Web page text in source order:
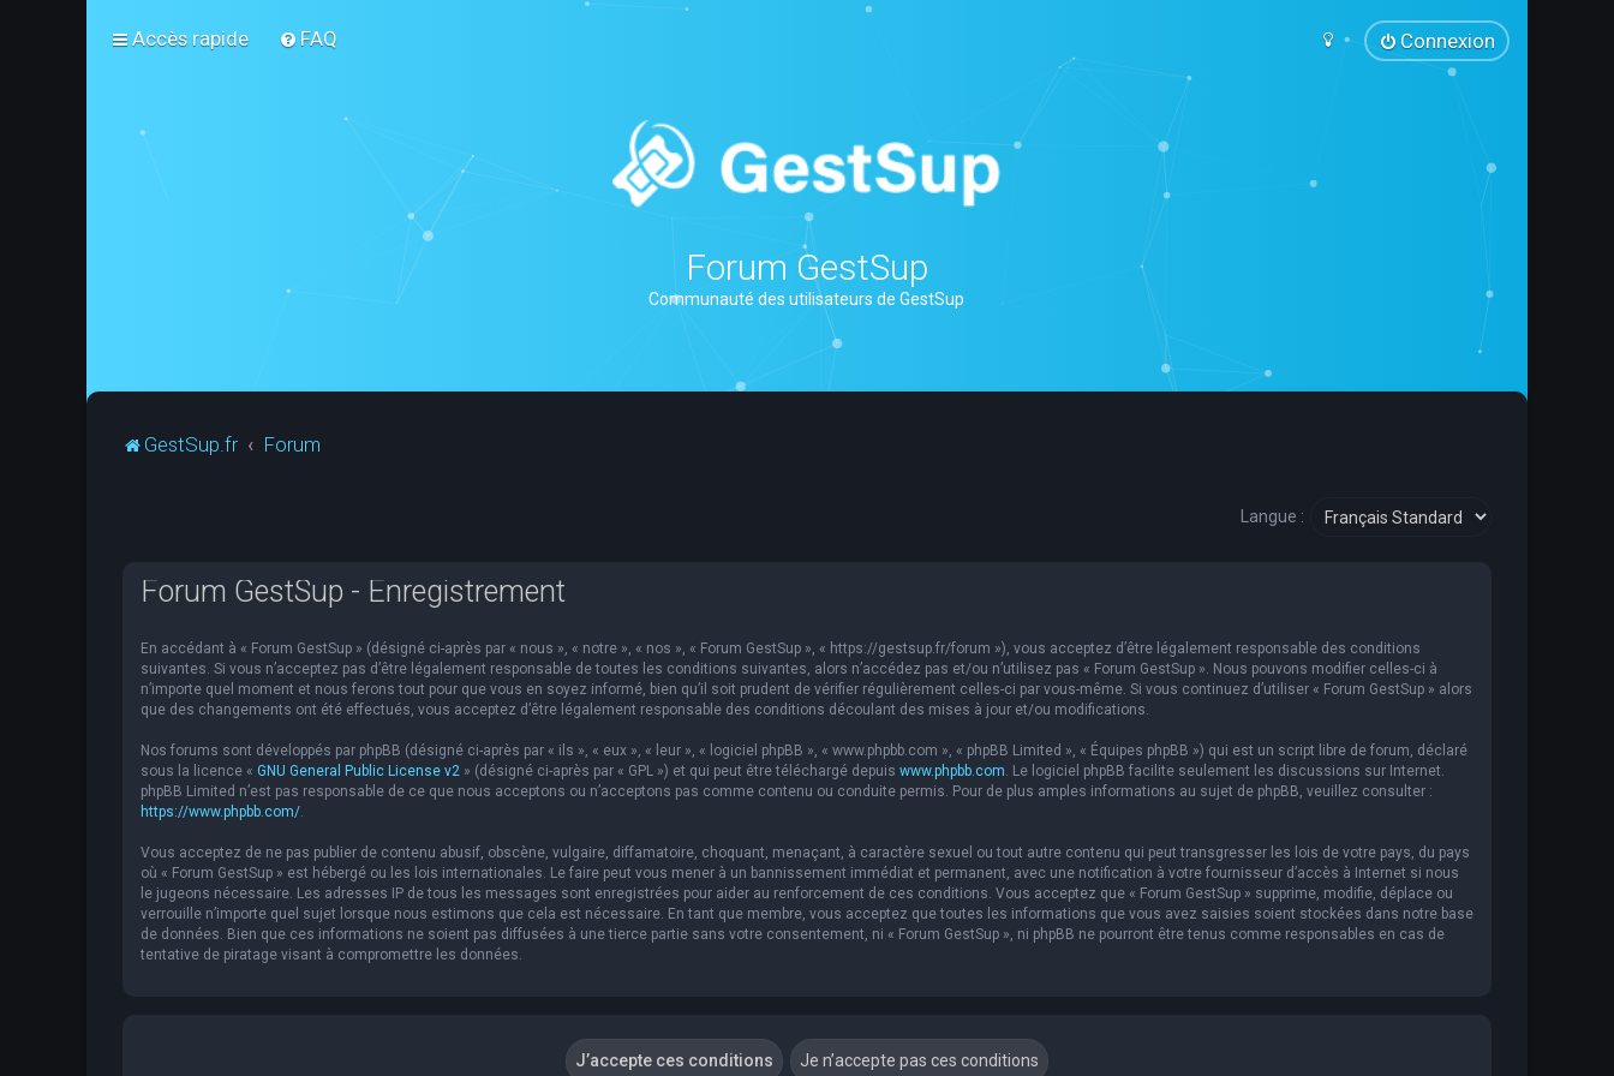
Accès rapide FAQ Connexion
Forum GestSup
Communauté des utilisateurs de GestSup
GestSup.fr Forum
Langue :
Forum GestSup - Enregistrement
En accédant à « Forum GestSup » (désigné ci-après par « nous », « notre », « nos », « Forum GestSup », « https://gestsup.fr/forum »), vous acceptez d’être légalement responsable des conditions
suivantes. Si vous n’acceptez pas d’être légalement responsable de toutes les conditions suivantes, alors n’accédez pas et/ou n’utilisez pas « Forum GestSup ». Nous pouvons modifier celles-ci à
n’importe quel moment et nous ferons tout pour que vous en soyez informé, bien qu’il soit prudent de vérifier régulièrement celles-ci par vous-même. Si vous continuez d’utiliser « Forum GestSup » alors
que des changements ont été effectués, vous acceptez d’être légalement responsable des conditions découlant des mises à jour et/ou modifications.
Nos forums sont développés par phpBB (désigné ci-après par « ils », « eux », « leur », « logiciel phpBB », « www.phpbb.com », « phpBB Limited », « Équipes phpBB ») qui est un script libre de forum, déclaré
sous la licence « GNU General Public License v2 » (désigné ci-après par « GPL ») et qui peut être téléchargé depuis www.phpbb.com. Le logiciel phpBB facilite seulement les discussions sur Internet.
phpBB Limited n’est pas responsable de ce que nous acceptons ou n’acceptons pas comme contenu ou conduite permis. Pour de plus amples informations au sujet de phpBB, veuillez consulter :
https://www.phpbb.com/.
Vous acceptez de ne pas publier de contenu abusif, obscène, vulgaire, diffamatoire, choquant, menaçant, à caractère sexuel ou tout autre contenu qui peut transgresser les lois de votre pays, du pays
où « Forum GestSup » est hébergé ou les lois internationales. Le faire peut vous mener à un bannissement immédiat et permanent, avec une notification à votre fournisseur d’accès à Internet si nous
le jugeons nécessaire. Les adresses IP de tous les messages sont enregistrées pour aider au renforcement de ces conditions. Vous acceptez que « Forum GestSup » supprime, modifie, déplace ou
verrouille n’importe quel sujet lorsque nous estimons que cela est nécessaire. En tant que membre, vous acceptez que toutes les informations que vous avez saisies soient stockées dans notre base
de données. Bien que ces informations ne soient pas diffusées à une tierce partie sans votre consentement, ni « Forum GestSup », ni phpBB ne pourront être tenus comme responsables en cas de
tentative de piratage visant à compromettre les données.